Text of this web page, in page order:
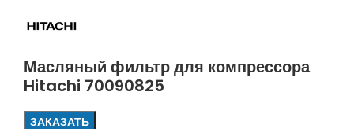
Масляный фильтр для компрессора
Hitachi 70090825
ЗАКАЗАТЬ